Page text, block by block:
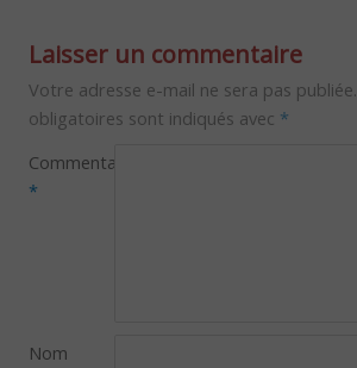
Laisser un commentaire
Votre adresse e-mail ne sera pas publiée.
obligatoires sont indiqués avec *
Commentaire
*
Nom